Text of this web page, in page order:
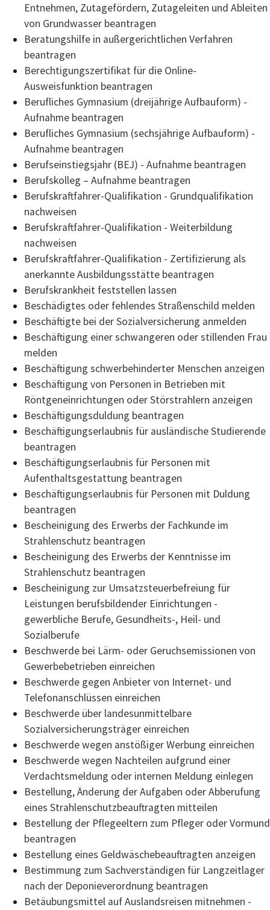
Entnehmen, Zutagefördern, Zutageleiten und Ableiten
von Grundwasser beantragen
Beratungshilfe in außergerichtlichen Verfahren
beantragen
Berechtigungszertifikat für die Online-
Ausweisfunktion beantragen
Berufliches Gymnasium (dreijährige Aufbauform) -
Aufnahme beantragen
Berufliches Gymnasium (sechsjährige Aufbauform) -
Aufnahme beantragen
Berufseinstiegsjahr (BEJ) - Aufnahme beantragen
Berufskolleg – Aufnahme beantragen
Berufskraftfahrer-Qualifikation - Grundqualifikation
nachweisen
Berufskraftfahrer-Qualifikation - Weiterbildung
nachweisen
Berufskraftfahrer-Qualifikation - Zertifizierung als
anerkannte Ausbildungsstätte beantragen
Berufskrankheit feststellen lassen
Beschädigtes oder fehlendes Straßenschild melden
Beschäftigte bei der Sozialversicherung anmelden
Beschäftigung einer schwangeren oder stillenden Frau
melden
Beschäftigung schwerbehinderter Menschen anzeigen
Beschäftigung von Personen in Betrieben mit
Röntgeneinrichtungen oder Störstrahlern anzeigen
Beschäftigungsduldung beantragen
Beschäftigungserlaubnis für ausländische Studierende
beantragen
Beschäftigungserlaubnis für Personen mit
Aufenthaltsgestattung beantragen
Beschäftigungserlaubnis für Personen mit Duldung
beantragen
Bescheinigung des Erwerbs der Fachkunde im
Strahlenschutz beantragen
Bescheinigung des Erwerbs der Kenntnisse im
Strahlenschutz beantragen
Bescheinigung zur Umsatzsteuerbefreiung für
Leistungen berufsbildender Einrichtungen -
gewerbliche Berufe, Gesundheits-, Heil- und
Sozialberufe
Beschwerde bei Lärm- oder Geruchsemissionen von
Gewerbebetrieben einreichen
Beschwerde gegen Anbieter von Internet- und
Telefonanschlüssen einreichen
Beschwerde über landesunmittelbare
Sozialversicherungsträger einreichen
Beschwerde wegen anstößiger Werbung einreichen
Beschwerde wegen Nachteilen aufgrund einer
Verdachtsmeldung oder internen Meldung einlegen
Bestellung, Änderung der Aufgaben oder Abberufung
eines Strahlenschutzbeauftragten mitteilen
Bestellung der Pflegeeltern zum Pfleger oder Vormund
beantragen
Bestellung eines Geldwäschebeauftragten anzeigen
Bestimmung zum Sachverständigen für Langzeitlager
nach der Deponieverordnung beantragen
Betäubungsmittel auf Auslandsreisen mitnehmen -